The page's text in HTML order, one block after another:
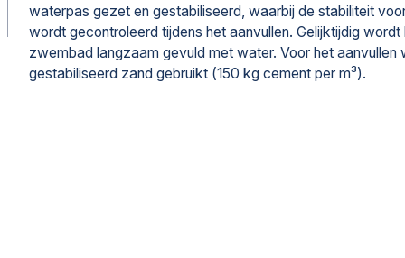
waterpas gezet en gestabiliseerd, waarbij de stabiliteit
wordt gecontroleerd tijdens het aanvullen. Gelijktijdig wordt
zwembad langzaam gevuld met water. Voor het aanvullen
gestabiliseerd zand gebruikt (150 kg cement per m³).